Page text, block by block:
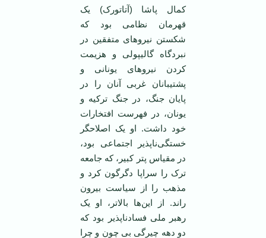
کمال پاشا (آتاتورک) یک
قهرمان نظامی بود که
شکستن نیروهای متفقین در
نبرد‌گاه گالیپولی و هزیمت
کردن نیروهای یونانی و
پشتیبانان غربی آنان را در
پایان جنگ، در جنگ ترکیه و
یونان، در فهرست افتخارات
خود داشت. او یک اصلاحگر
خستگی‌ناپذیر اجتماعی بود،
در مقیاس پتر کبیر، که جامعه
ترک را سراپا دگرگون کرد و
مذهب را از سیاست بیرون
راند. از این‌ها بالاتر، او یک
رهبر ملی فساد‌ناپذیر بود که
دو دهه چیرگی بی چون و چرا